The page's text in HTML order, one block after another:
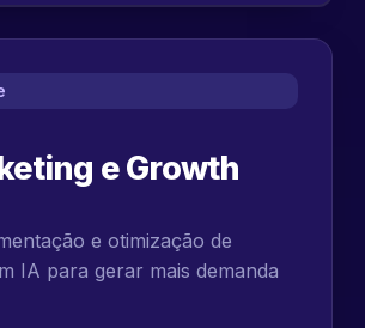
e Growth
e otimização de
IA para gerar mais demanda